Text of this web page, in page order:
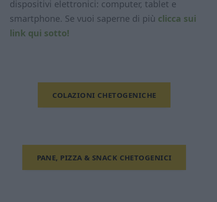
dispositivi elettronici: computer, tablet e
smartphone. Se vuoi saperne di più clicca sui
link qui sotto!
COLAZIONI CHETOGENICHE
PANE, PIZZA & SNACK CHETOGENICI